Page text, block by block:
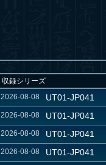
収録シリーズ
2026-08-08
UT01-JP041
2026-08-08 UT01-JP041
2026-08-08 UT01-JP041
2026-08-08 UT01-JP041